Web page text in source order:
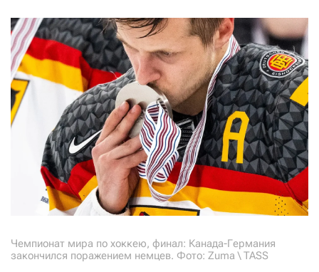
Чемпионат мира по хоккею, финал: Канада-Германия
закончился поражением немцев. Фото: Zuma \ TASS